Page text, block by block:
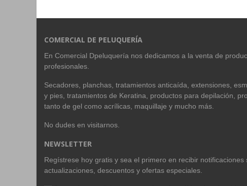
COMERCIAL DE PELUQUERÍA
En Comercial Dpeluquería nos dedicamos a la venta de
profesionales.
Secadores, planchas, tratamientos anticaída, extensiones,
y pies, tratamientos de Keratina, productos para depilación,
tanto de gel como acrílicas, maquillaje y mucho más.
No dudes en visitarnos.
NEWSLETTER
Regístrese hoy gratis y sea el primero en recibir notificaciones
actualizaciones, descuentos y ofertas especiales.